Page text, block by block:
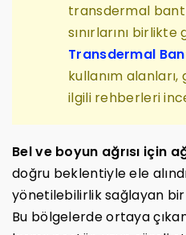
transdermal
sınırlarını
Transdermal
kullanım alanları,
ilgili rehberleri
Bel ve boyun ağrısı için
doğru beklentiyle ele
yönetilebilirlik sağlayan bir
Bu bölgelerde ortaya